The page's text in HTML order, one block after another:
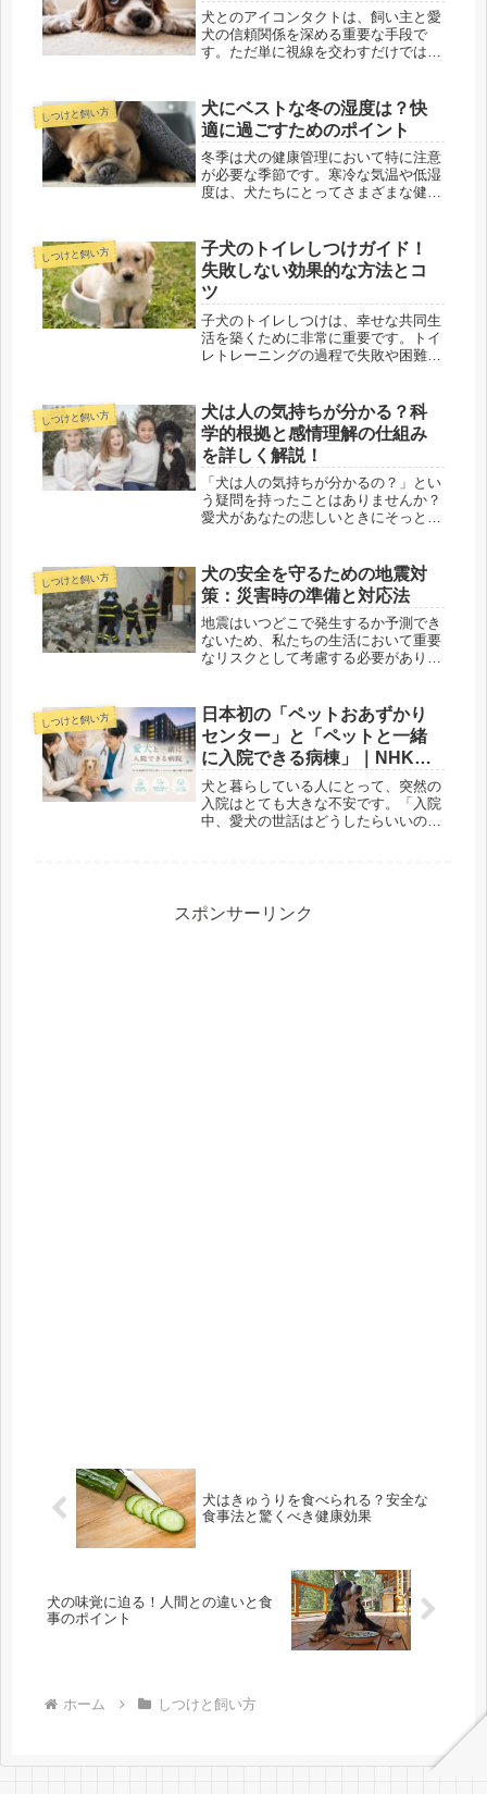
犬とのアイコンタクトは、飼い主と愛
犬の信頼関係を深める重要な手段で
す。ただ単に視線を交わすだけではな
も役立ちます。本記事では、アイコン
タクトの効果や教え方、練習方法につ
いて...
しつけと飼い方
犬にベストな冬の湿度は？快
適に過ごすためのポイント
冬季は犬の健康管理において特に注意
が必要な季節です。寒冷な気温や低湿
度は、犬たちにとってさまざまな健康
上で重要な要素の一つです。犬と湿度
の関係を理解することで、彼らが冬の
季...
しつけと飼い方
子犬のトイレしつけガイド！
失敗しない効果的な方法とコ
ツ
子犬のトイレしつけは、幸せな共同生
活を築くために非常に重要です。トイ
レトレーニングの過程で失敗や困難が
けが可能です。この記事では、子犬の
トイレしつけについての基本的な方法
と...
しつけと飼い方
犬は人の気持ちが分かる？科
学的根拠と感情理解の仕組み
を詳しく解説！
「犬は人の気持ちが分かるの？」とい
う疑問を持ったことはありませんか？
愛犬があなたの悲しいときにそっと寄
犬を飼っている人なら誰もが経験する
ことではないでしょうか。実は、科学
的...
しつけと飼い方
犬の安全を守るための地震対
策：災害時の準備と対応法
地震はいつどこで発生するか予測でき
ないため、私たちの生活において重要
なリスクとして考慮する必要がありま
の大切な責任です。この記事では、地
震が発生した際に犬の安全を守るため
の...
しつけと飼い方
日本初の「ペットおあずかり
センター」と「ペットと一緒
に入院できる病棟」｜NHK番
組を見て感じた、愛犬と飼い
主に寄り添う新しい医療の形
犬と暮らしている人にとって、突然の
入院はとても大きな不安です。「入院
中、愛犬の世話はどうしたらいいのだ
の...
スポンサーリンク
犬はきゅうりを食べられる？安全な
食事法と驚くべき健康効果
犬の味覚に迫る！人間との違いと食
事のポイント
ホーム しつけと飼い方